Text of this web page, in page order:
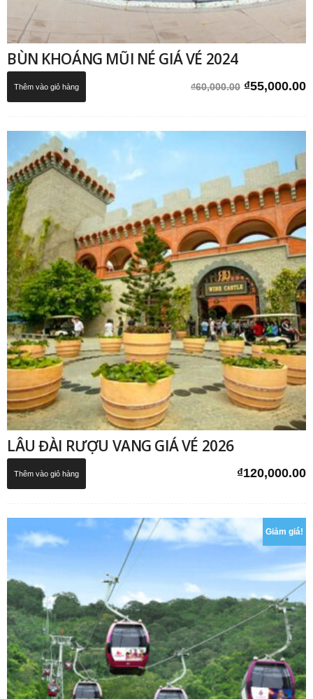
BÙN KHOÁNG MŨI NÉ GIÁ VÉ 2024
₫60,000.00 Giá
₫60,000.00.
₫55,000.00
Thêm vào giỏ hàng
LÂU ĐÀI RƯỢU VANG GIÁ VÉ 2026
₫120,000.00
Thêm vào giỏ hàng
Giảm giá!